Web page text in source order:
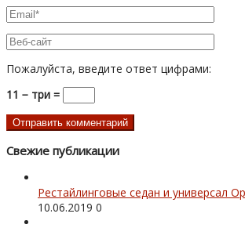
Пожалуйста, введите ответ цифрами:
11 − три =
Свежие публикации
Рестайлинговые седан и универсал
10.06.2019 0